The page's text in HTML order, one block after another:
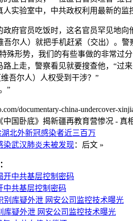
人实验室中，中共政权利用最新的
政府官员吃饭时，这名官员罕见地向
吾尔人）就把手机赶紧（交出）。
殊形势，我们的有些事做的非常过
上走，警察看见就要搜查他，“过
吾尔人）人权受到干涉？”
”
documentary-china-undercover-
国卧底》揭新疆再教育营惨况 - 真
北外新冠感染者近三百万
染武汉肺炎未被发现：后文 »
中共基层控制密码
库疑外泄 网安公司监控技术曝光